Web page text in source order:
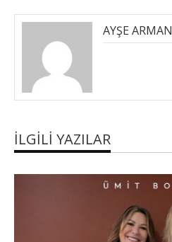
AYŞE ARMAN
İLGILI YAZILAR